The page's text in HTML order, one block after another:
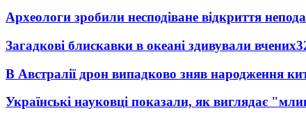
Археологи зробили несподіване відкриття
Загадкові блискавки в океані здивували вчених
В Австралії дрон випадково зняв народження
Українські науковці показали, як виглядає